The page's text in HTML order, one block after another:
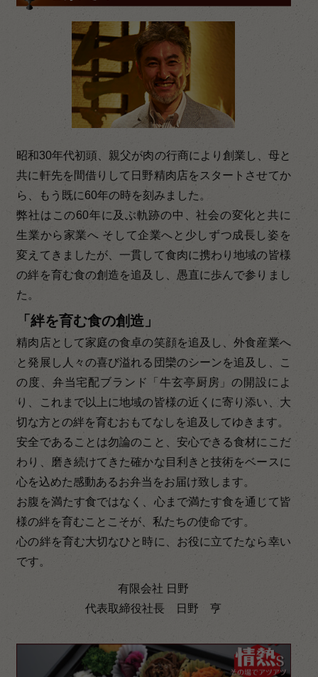
昭和30年代初頭、親父が肉の行商により創業し、母と
共に軒先を間借りして日野精肉店をスタートさせてか
ら、もう既に60年の時を刻みました。
弊社はこの60年に及ぶ軌跡の中、社会の変化と共に
生業から家業へ そして企業へと少しずつ成長し姿を
変えてきましたが、一貫して食肉に携わり地域の皆様
の絆を育む食の創造を追及し、愚直に歩んで参りまし
た。
「絆を育む食の創造」
精肉店として家庭の食卓の笑顔を追及し、外食産業へ
と発展し人々の喜び溢れる団欒のシーンを追及し、こ
の度、弁当宅配ブランド「牛玄亭厨房」の開設によ
り、これまで以上に地域の皆様の近くに寄り添い、大
切な方との絆を育むおもてなしを追及してゆきます。
安全であることは勿論のこと、安心できる食材にこだ
わり、磨き続けてきた確かな目利きと技術をベースに
心を込めた感動あるお弁当をお届け致します。
お腹を満たす食ではなく、心まで満たす食を通じて皆
様の絆を育むことこそが、私たちの使命です。
心の絆を育む大切なひと時に、お役に立てたなら幸い
です。
有限会社 日野
代表取締役社長 日野 亨